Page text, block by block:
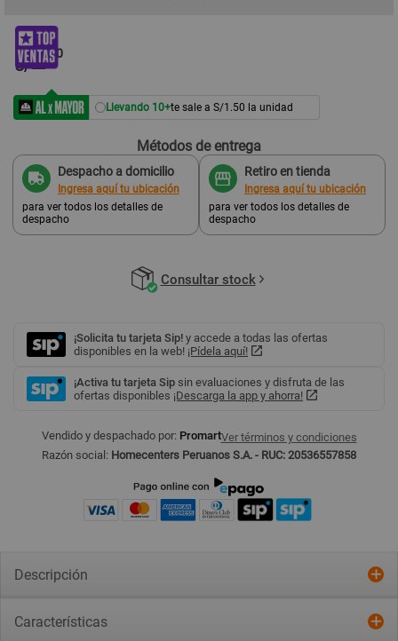
S/2.00
Llevando 10+te sale a S/1.50 la unidad
Métodos de entrega
Despacho a domicilio
Ingresa aquí tu ubicación
para ver todos los detalles de
despacho
Retiro en tienda
Ingresa aquí tu ubicación
para ver todos los detalles de
despacho
Consultar stock
¡Solicita tu tarjeta Sip! y accede a todas las ofertas
disponibles en la web! ¡Pídela aquí!
¡Activa tu tarjeta Sip sin evaluaciones y disfruta de las
ofertas disponibles ¡Descarga la app y ahorra!
Vendido y despachado por: PromartVer términos y condiciones
Razón social: Homecenters Peruanos S.A. - RUC: 20536557858
Descripción
Características